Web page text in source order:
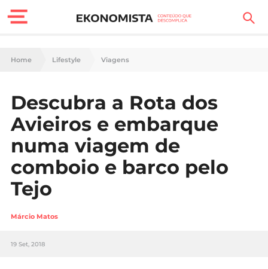
Finanças Pessoais
Carreira
Casa
Lifestyle
Sociedade
Home Lifestyle Viagens
Descubra a Rota dos
Avieiros e embarque
numa viagem de
comboio e barco pelo
Tejo
Márcio Matos
19 Set, 2018